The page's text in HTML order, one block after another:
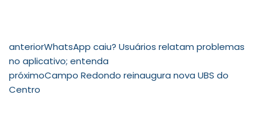
anteriorWhatsApp caiu? Usuários relatam problemas
no aplicativo; entenda
próximoCampo Redondo reinaugura nova UBS do
Centro